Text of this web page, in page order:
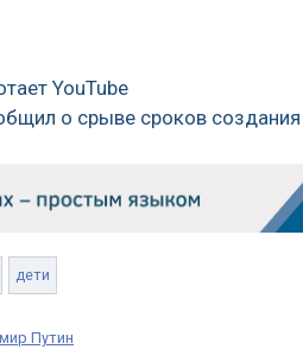
YouTube
о срыве сроков
дети
Путин